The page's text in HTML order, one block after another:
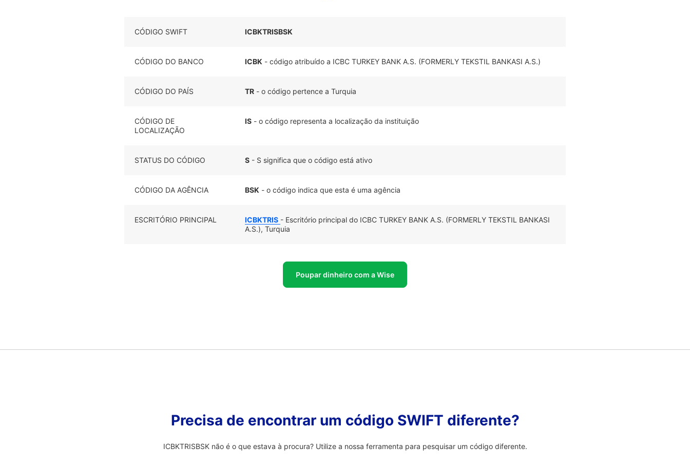
CÓDIGO SWIFT ICBKTRISBSK
CÓDIGO DO BANCO ICBK - código atribuído a ICBC TURKEY BANK A.S. (FORMERLY TEKSTIL BANKASI A.S.)
CÓDIGO DO PAÍS TR - o código pertence a Turquia
CÓDIGO DE
LOCALIZAÇÃO
IS - o código representa a localização da instituição
STATUS DO CÓDIGO S - S significa que o código está ativo
CÓDIGO DA AGÊNCIA BSK - o código indica que esta é uma agência
ESCRITÓRIO PRINCIPAL ICBKTRIS - Escritório principal do ICBC TURKEY BANK A.S. (FORMERLY TEKSTIL BANKASI
A.S.), Turquia
Poupar dinheiro com a Wise
Precisa de encontrar um código SWIFT diferente?
ICBKTRISBSK não é o que estava à procura? Utilize a nossa ferramenta para pesquisar um código diferente.